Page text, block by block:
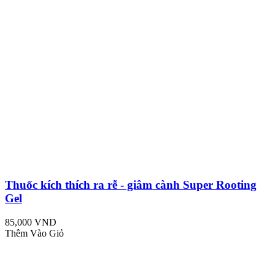
Thuốc kích thích ra rễ - giâm cành Super Rooting
Gel
85,000 VND
Thêm Vào Giỏ